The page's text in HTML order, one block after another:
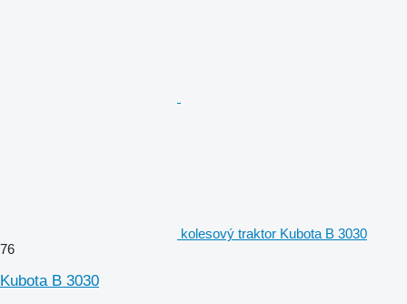
kolesový traktor Kubota B 3030
76
Kubota B 3030